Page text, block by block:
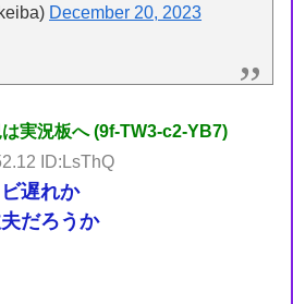
December 20, 2023
実況板へ (9f-TW3-c2-YB7)
ID:LsThQ
遅れか
だろうか